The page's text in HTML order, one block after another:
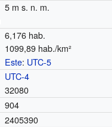
5 m s. n. m.
6,176 hab.
1099,89 hab./km²
Este: UTC-5
UTC-4
32080
904
2405390